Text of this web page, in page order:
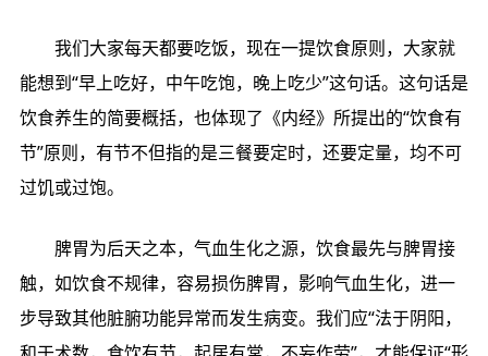
我们大家每天都要吃饭，现在一提饮食原则，大家就
能想到“早上吃好，中午吃饱，晚上吃少”这句话。这句话是
饮食养生的简要概括，也体现了《内经》所提出的“饮食有
节”原则，有节不但指的是三餐要定时，还要定量，均不可
过饥或过饱。
脾胃为后天之本，气血生化之源，饮食最先与脾胃接
触，如饮食不规律，容易损伤脾胃，影响气血生化，进一
步导致其他脏腑功能异常而发生病变。我们应“法于阴阳，